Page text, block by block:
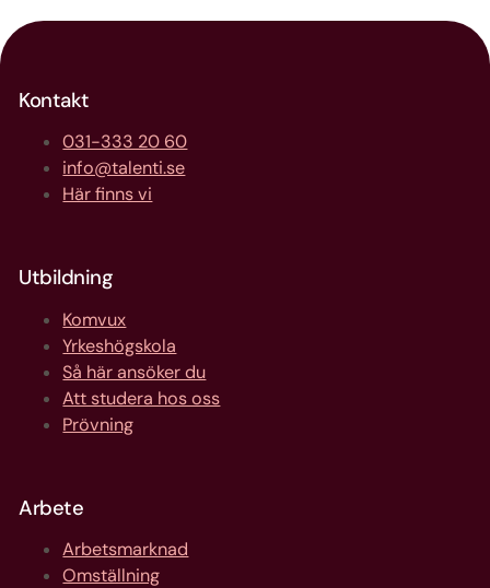
Kontakt
031-333 20 60
info@talenti.se
Här finns vi
Utbildning
Komvux
Yrkeshögskola
Så här ansöker du
Att studera hos oss
Prövning
Arbete
Arbetsmarknad
Omställning